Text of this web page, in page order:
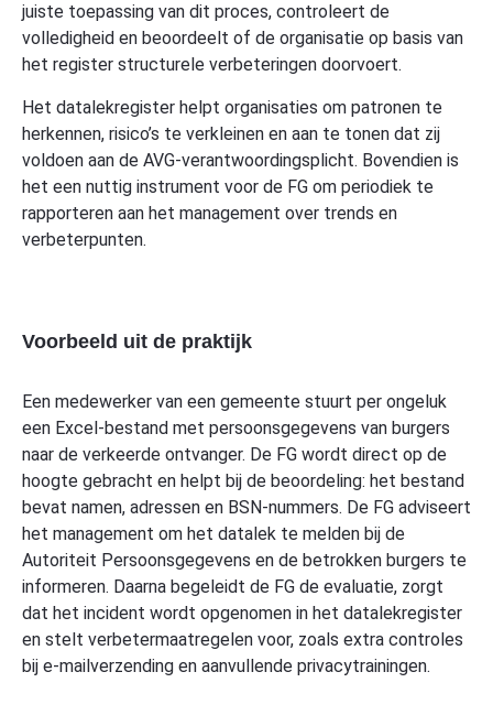
juiste toepassing van dit proces, controleert de
volledigheid en beoordeelt of de organisatie op basis van
het register structurele verbeteringen doorvoert.
Het datalekregister helpt organisaties om patronen te
herkennen, risico’s te verkleinen en aan te tonen dat zij
voldoen aan de AVG-verantwoordingsplicht. Bovendien is
het een nuttig instrument voor de FG om periodiek te
rapporteren aan het management over trends en
verbeterpunten.
Voorbeeld uit de praktijk
Een medewerker van een gemeente stuurt per ongeluk
een Excel-bestand met persoonsgegevens van burgers
naar de verkeerde ontvanger. De FG wordt direct op de
hoogte gebracht en helpt bij de beoordeling: het bestand
bevat namen, adressen en BSN-nummers. De FG adviseert
het management om het datalek te melden bij de
Autoriteit Persoonsgegevens en de betrokken burgers te
informeren. Daarna begeleidt de FG de evaluatie, zorgt
dat het incident wordt opgenomen in het datalekregister
en stelt verbetermaatregelen voor, zoals extra controles
bij e-mailverzending en aanvullende privacytrainingen.